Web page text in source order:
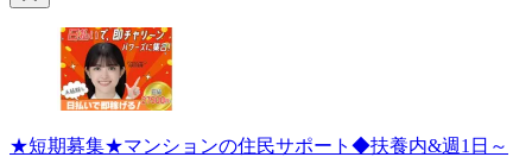
★短期募集★マンションの住民サポート◆扶養内&週1日～